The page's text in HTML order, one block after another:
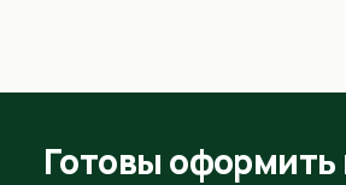
Готовы оформить